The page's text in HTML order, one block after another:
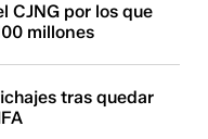
CJNG por los que
millones
tras quedar